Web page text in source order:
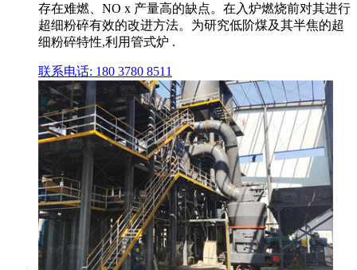
存在难燃、NO x 产量高的缺点。在入炉燃烧前对其进行
超细粉碎有效的改进方法。为研究低阶煤及其半焦的超
细粉碎特性,利用管式炉 .
联系电话: 180 3780 8511